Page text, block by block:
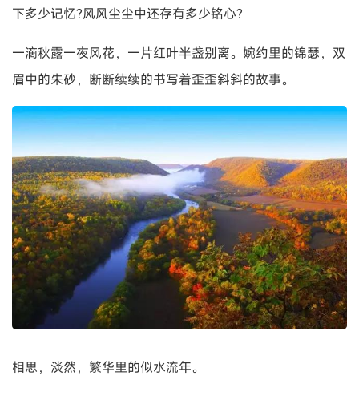
下多少记忆?风风尘尘中还存有多少铭心?
一滴秋露一夜风花，一片红叶半盏别离。婉约里的锦瑟，双
眉中的朱砂，断断续续的书写着歪歪斜斜的故事。
相思，淡然，繁华里的似水流年。